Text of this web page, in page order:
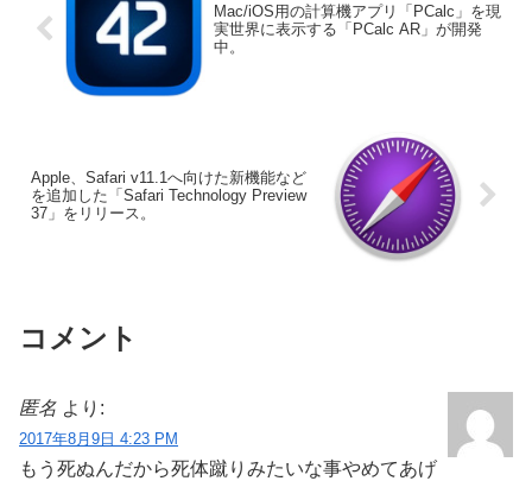
Mac/iOS用の計算機アプリ「PCalc」を現
実世界に表示する「PCalc AR」が開発
中。
Apple、Safari v11.1へ向けた新機能など
を追加した「Safari Technology Preview
37」をリリース。
コメント
匿名 より:
2017年8月9日 4:23 PM
もう死ぬんだから死体蹴りみたいな事やめてあげ